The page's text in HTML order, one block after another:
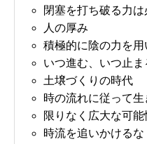
閉塞を打ち破る力
人の厚み
積極的に陰の力を用
いつ進む、いつ止
土壌づくりの時代
時の流れに従って生
限りなく広大な可能
時流を追いかけるな